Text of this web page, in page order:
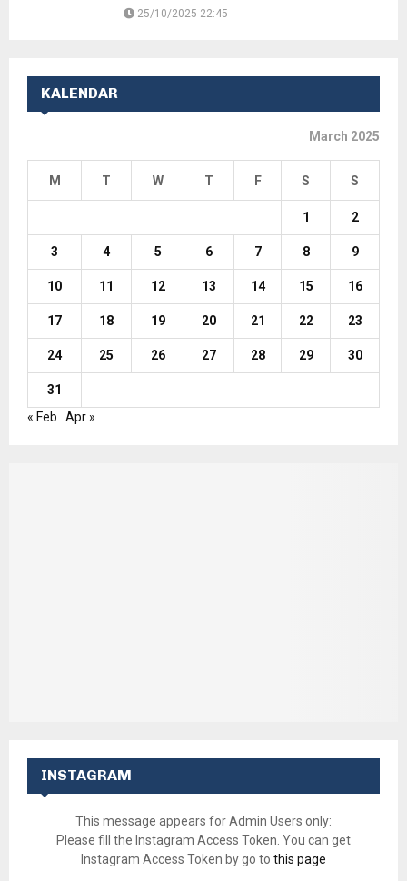
25/10/2025 22:45
KALENDAR
March 2025
M T W T F S S
1 2
3 4 5 6 7 8 9
10 11 12 13 14 15 16
17 18 19 20 21 22 23
24 25 26 27 28 29 30
31
« Feb
Apr »
INSTAGRAM
This message appears for Admin Users only:
Please fill the Instagram Access Token. You can get
Instagram Access Token by go to this page